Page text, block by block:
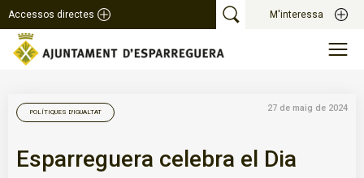
Accessos directes M'interessa
POLÍTIQUES D'IGUALTAT 27 de maig de 2024
Esparreguera celebra el Dia